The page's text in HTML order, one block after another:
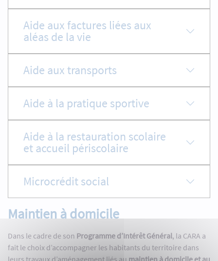
Aide aux factures liées aux
aléas de la vie
Aide aux transports
Aide à la pratique sportive
Aide à la restauration scolaire
et accueil périscolaire
Microcrédit social
Maintien à domicile
Dans le cadre de son Programme d’Intérêt Général, la CARA a
fait le choix d’accompagner les habitants du territoire dans
leurs travaux d’aménagement liés au maintien à domicile et au